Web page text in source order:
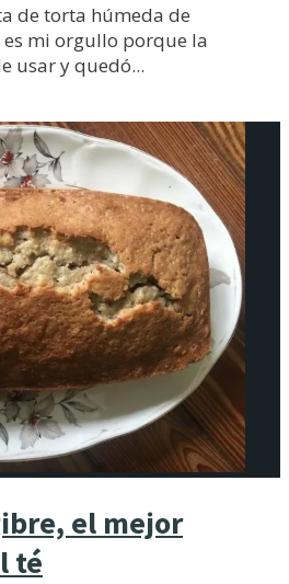
de torta húmeda de
mi orgullo porque la
usar y quedó...
el mejor
té